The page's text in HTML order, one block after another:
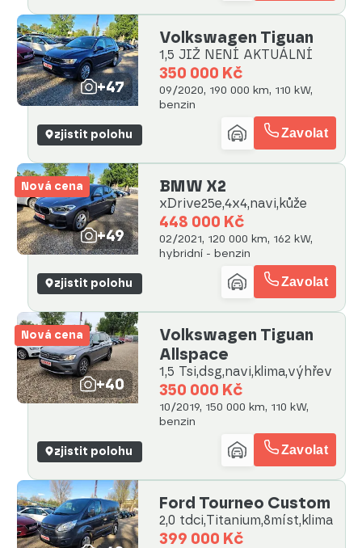
+47
Volkswagen Tiguan
1,5 JIŽ NENÍ AKTUÁLNÍ
350 000 Kč
09/2020, 190 000 km, 110 kW,
benzin
zjistit polohu Zavolat
Nová cena
+49
BMW X2
xDrive25e,4x4,navi,kůže
448 000 Kč
02/2021, 120 000 km, 162 kW,
hybridní - benzin
zjistit polohu Zavolat
Nová cena
+40
Volkswagen Tiguan
Allspace
1,5 Tsi,dsg,navi,klima,výhřev
350 000 Kč
10/2019, 150 000 km, 110 kW,
benzin
zjistit polohu Zavolat
Ford Tourneo Custom
2,0 tdci,Titanium,8míst,klima
399 000 Kč